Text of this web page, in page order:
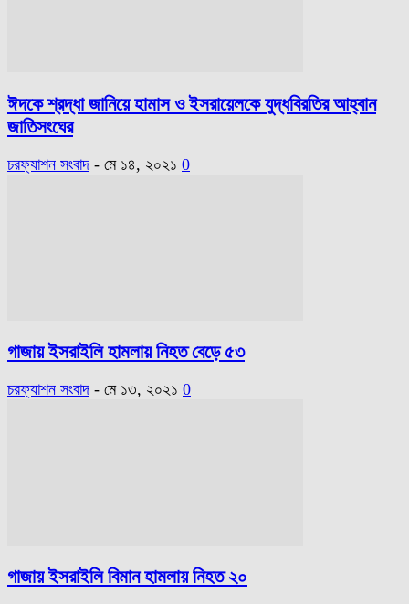
ঈদকে শ্রদ্ধা জানিয়ে হামাস ও ইসরায়েলকে যুদ্ধবিরতির আহ্বান
জাতিসংঘের
চরফ্যাশন সংবাদ - মে ১৪, ২০২১ 0
গাজায় ইসরাইলি হামলায় নিহত বেড়ে ৫৩
চরফ্যাশন সংবাদ - মে ১৩, ২০২১ 0
গাজায় ইসরাইলি বিমান হামলায় নিহত ২০